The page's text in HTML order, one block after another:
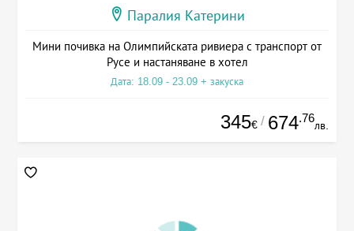
Паралия Катерини
Мини почивка на Олимпийската ривиера с транспорт от
Русе и настаняване в хотел
Дата: 18.09 - 23.09 + закуска
345€ / 674.76
лв.